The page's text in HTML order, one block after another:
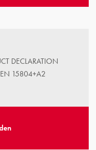
DECLARATION
15804+A2